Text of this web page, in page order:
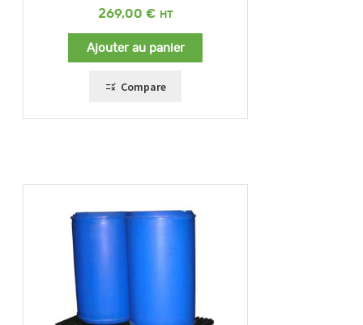
269,00 €
Ajouter au panier
Compare